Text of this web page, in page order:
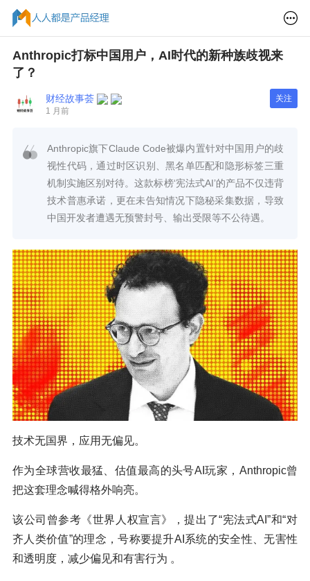
Anthropic打标中国用户，AI时代的新种族歧视来
了？
财经故事荟
1 月前
关注
Anthropic旗下Claude Code被爆内置针对中国用户的歧
视性代码，通过时区识别、黑名单匹配和隐形标签三重
机制实施区别对待。这款标榜‘宪法式AI’的产品不仅违背
技术普惠承诺，更在未告知情况下隐秘采集数据，导致
中国开发者遭遇无预警封号、输出受限等不公待遇。
技术无国界，应用无偏见。
作为全球营收最猛、估值最高的头号AI玩家，Anthropic曾
把这套理念喊得格外响亮。
该公司曾参考《世界人权宣言》，提出了“宪法式AI”和“对
齐人类价值”的理念，号称要提升AI系统的安全性、无害性
和透明度，减少偏见和有害行为 。